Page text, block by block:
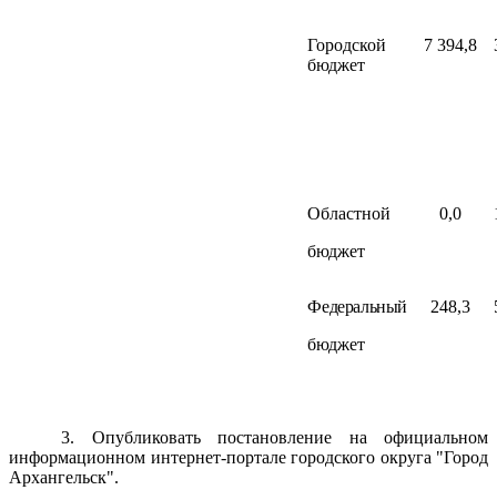
Городской
бюджет
7 394,8
Областной
бюджет
0,0
Федеральный
бюджет
248,3
3. Опубликовать постановление на официальном
информационном интернет-портале городского округа "Город
Архангельск".